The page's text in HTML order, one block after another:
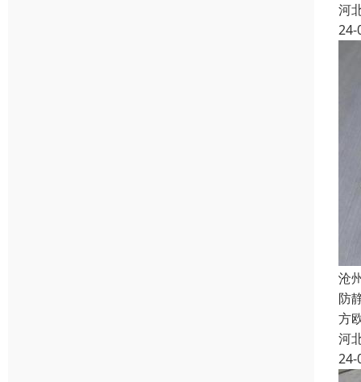
河
24-
沧
防
方
河
24-